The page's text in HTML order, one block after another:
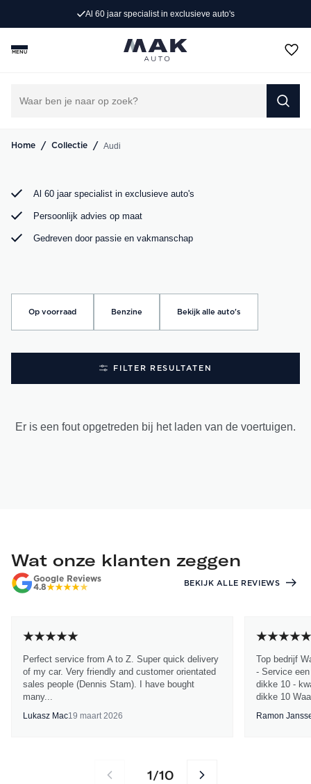
Al 60 jaar specialist in exclusieve auto's
MENU
Home / Collectie / Audi
Op zoek naar een exclusieve Audi occasion? Bij MAK
Auto vind je een zorgvuldig geselecteerd aanbod, van de
sportieve Audi A3 tot de krachtige Audi RS6. Bekijk ons
Al 60 jaar specialist in exclusieve auto's
Persoonlijk advies op maat
Gedreven door passie en vakmanschap
Op voorraad Benzine Bekijk alle auto's
FILTER RESULTATEN
Er is een fout opgetreden bij het laden van de voertuigen.
Wat onze klanten zeggen
Google Reviews
4.8
BEKIJK ALLE REVIEWS
Perfect service from A to Z. Super quick delivery
of my car. Very friendly and customer orientated
sales people (Dennis Stam). I have bought
many...
Lukasz Mac19 maart 2026
Top bedrijf
- Service
dikke 10 -
dikke 10
Ramon
1/10